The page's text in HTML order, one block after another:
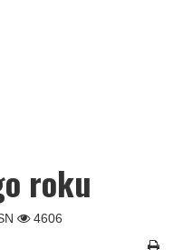
roku
4606